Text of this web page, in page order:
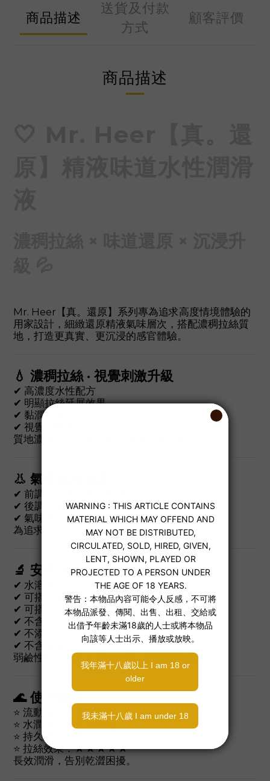
商品描述
送貨及付款
方式
顧客評價
商品描述
Mr. Heer【真。還原】系列專為追求高度情境體驗的
用家設計，細緻還原精液氣味層次，搭配濃稠拉絲質
地，打造更真實、更沉浸的感官體驗。
💧 濃稠拉絲 · 視覺刺激升級
✔ 高濃度水性配方
✔ 明顯拉絲延展效果
✔ 黏潤包覆感強
✔ 視覺與觸感同步提升
質地濃滑但不悶黏，帶來真實流動與牽絲效果。
👃 氣味層次還原
✔ 前調：淡雅石榴花氣息
✔ 後調：運動感麝香調性
✔ 氣味濃郁而不刺鼻
為追求角色代入與沉浸感的玩家量身打造。
🔬 安全水性配方
✔ 水溶性設計，一沖即淨
✔ 可搭配安全套使用
✔ 可搭配矽膠與TPE玩具
✔ 不含矽油
✔ 不添加色素
✔ 不含激素
弱鹼性配方貼近人體 pH 值，溫和不刺激。
🌊 使用體驗
⭐ 流動感：★★☆☆☆
⭐ 水潤感：★★★★☆
⭐ 持久度：★★★★★
⭐ 拉絲效果：★★★★★
長效潤滑，告別乾澀困擾。